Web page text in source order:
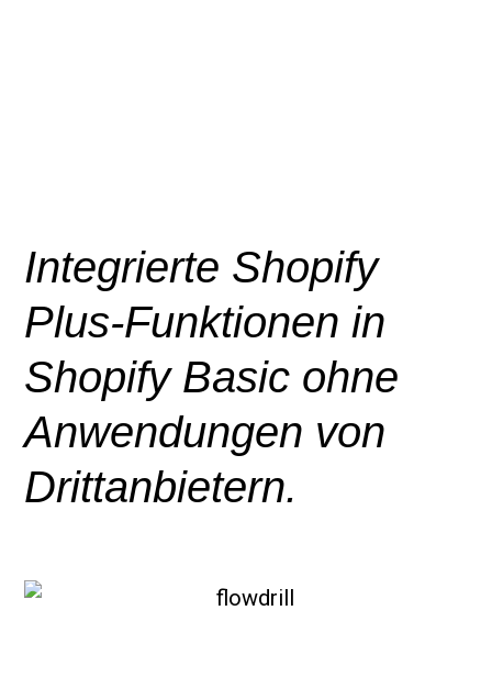
Integrierte Shopify
Plus-Funktionen in
Shopify Basic ohne
Anwendungen von
Drittanbietern.